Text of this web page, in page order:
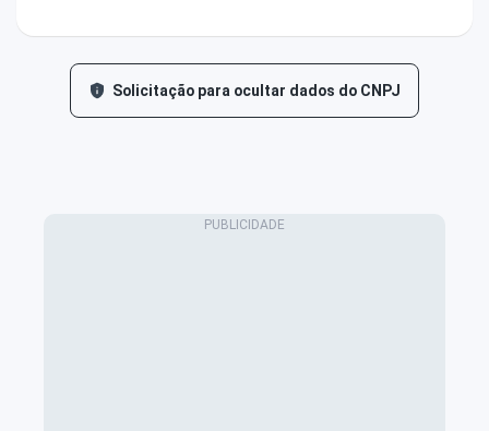
Solicitação para ocultar dados do CNPJ